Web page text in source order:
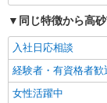
同じ特徴から高
入社日応相談
経験者・有資格者歓
女性活躍中